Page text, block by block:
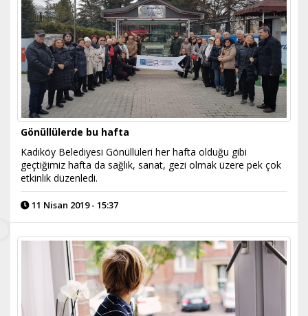
Gönüllülerde bu hafta
Kadıköy Belediyesi Gönüllüleri her hafta olduğu gibi
geçtiğimiz hafta da sağlık, sanat, gezi olmak üzere pek çok
etkinlik düzenledi.
11 Nisan 2019 - 15:37